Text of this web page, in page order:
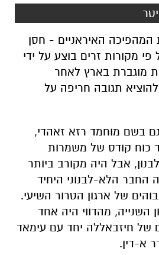
המהפיכה האיראניים - חסן
מקורות זרים בוצע על ידי
מוגברת בארץ לאחר
להוציא תגובה חריפה על
בשם מוחמד רזא זאהדי,
כוח קודס של משמרות
אבל היה מקורב ביותר
החבר הלא-לבנוני היחיד
של ארגון הטרור השיעי.
השנייה, מהדווי היה אחד
של חיזבאללה יחד עם עימאד
א-דין.